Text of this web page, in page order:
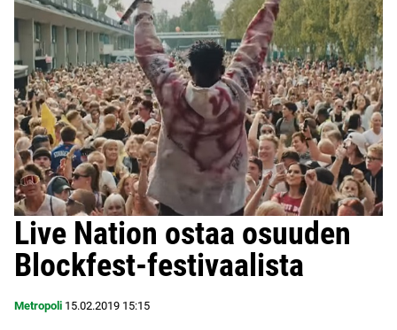
Live Nation ostaa osuuden
Blockfest-festivaalista
Metropoli 15.02.2019 15:15